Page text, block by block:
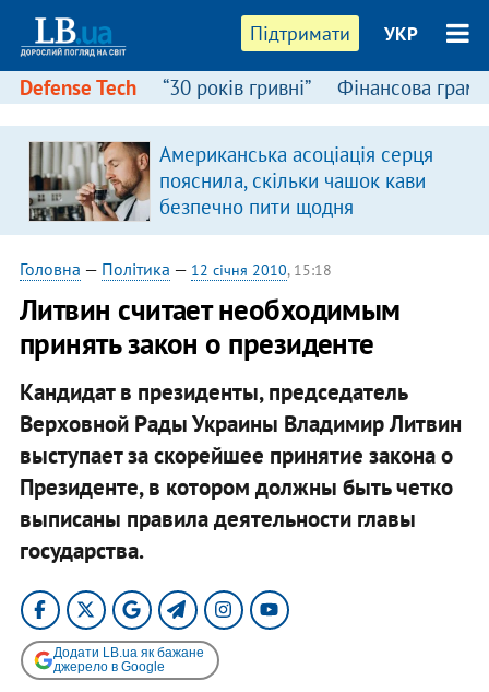
Підтримати УКР
Defense Tech “30 років гривні” Фінансова
Американська асоціація серця
пояснила, скільки чашок кави
безпечно пити щодня
Головна — Політика — 12 січня 2010, 15:18
Литвин считает необходимым
принять закон о президенте
Кандидат в президенты, председатель
Верховной Рады Украины Владимир Литвин
выступает за скорейшее принятие закона о
Президенте, в котором должны быть четко
выписаны правила деятельности главы
государства.
Додати LB.ua як бажане
джерело в Google